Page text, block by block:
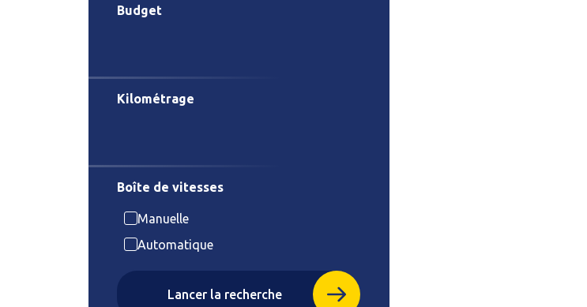
Budget
Kilométrage
Boîte de vitesses
Manuelle
Automatique